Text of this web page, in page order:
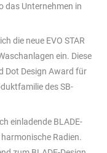
das Unternehmen in
die neue EVO STAR
ein. Diese
Dot Design Award für
des SB-
einladende BLADE-
Radien.